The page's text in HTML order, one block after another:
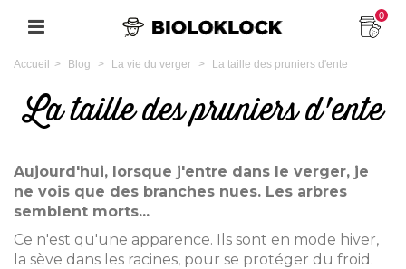
0
Accueil > Blog > La vie du verger > La taille des pruniers d'ente
La taille des pruniers d'ente
Aujourd'hui, lorsque j'entre dans le verger, je
ne vois que des branches nues. Les arbres
semblent morts...
Ce n'est qu'une apparence. Ils sont en mode hiver,
la sève dans les racines, pour se protéger du froid.